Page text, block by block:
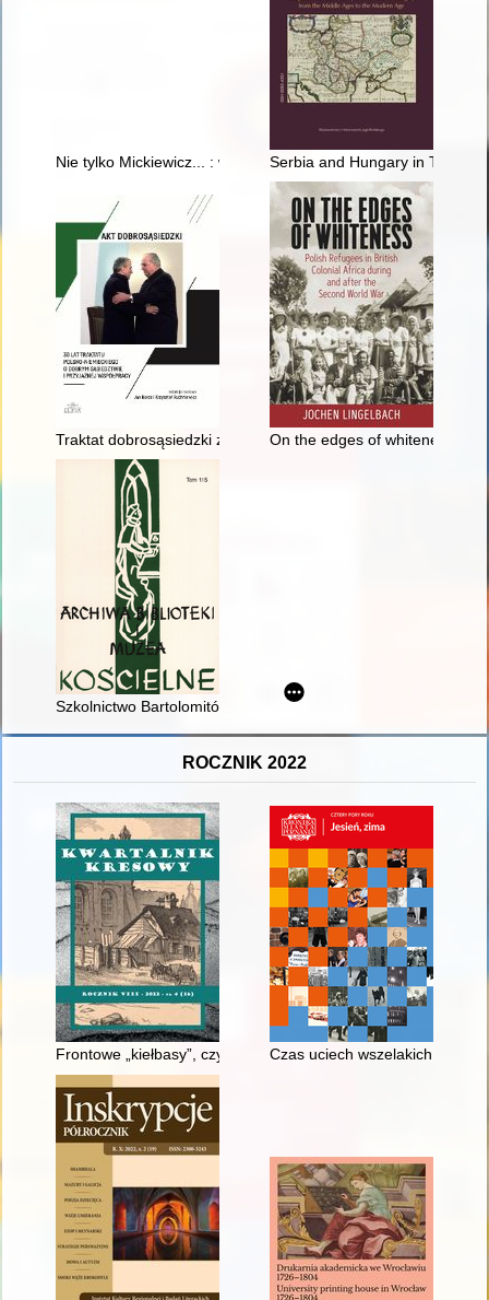
Nie tylko Mickiewicz... : wybrane pomniki i tablice pamiątkowe
Serbia and Hungary in
Traktat dobrosąsiedzki z 1991 r. a droga Polski do Unii
On the edges of whiteness :
Szkolnictwo Bartolomitów na ziemiach polskich na
ROCZNIK 2022
Frontowe „kiełbasy”, czyli Jednostki balonowe Kaiserliche
Czas uciech wszelakich :